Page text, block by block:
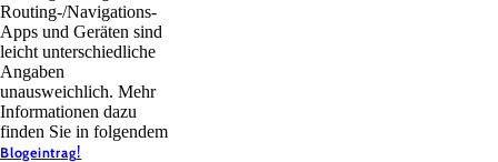
Routing-/Navigations-
Apps und Geräten sind
leicht unterschiedliche
Angaben
unausweichlich. Mehr
Informationen dazu
finden Sie in folgendem
Blogeintrag!